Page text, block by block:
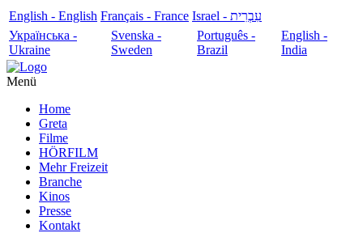
English - English Français - France
עִבְרִית - Israel
Українська -
Ukraine
Svenska -
Sweden
Português -
Brazil
English -
India
Menü
Home
Greta
Filme
HÖRFILM
Mehr Freizeit
Branche
Kinos
Presse
Kontakt